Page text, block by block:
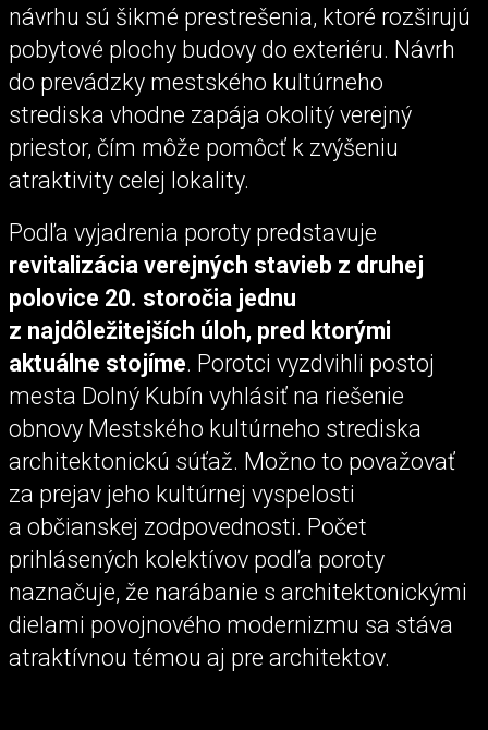
návrhu sú šikmé prestrešenia, ktoré rozširujú
pobytové plochy budovy do exteriéru. Návrh
do prevádzky mestského kultúrneho
strediska vhodne zapája okolitý verejný
priestor, čím môže pomôcť k zvýšeniu
atraktivity celej lokality.
Podľa vyjadrenia poroty predstavuje
revitalizácia verejných stavieb z druhej
polovice 20. storočia jednu
z najdôležitejších úloh, pred ktorými
aktuálne stojíme. Porotci vyzdvihli postoj
mesta Dolný Kubín vyhlásiť na riešenie
obnovy Mestského kultúrneho strediska
architektonickú súťaž. Možno to považovať
za prejav jeho kultúrnej vyspelosti
a občianskej zodpovednosti. Počet
prihlásených kolektívov podľa poroty
naznačuje, že narábanie s architektonickými
dielami povojnového modernizmu sa stáva
atraktívnou témou aj pre architektov.